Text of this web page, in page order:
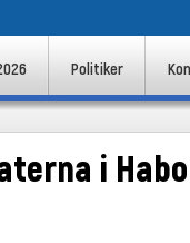
Politiker
i Habo